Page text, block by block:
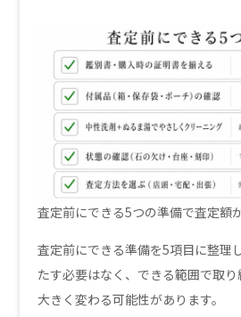
査定前にできる5つの準備で査定額
査定前にできる準備を5項目に整理
たす必要はなく、できる範囲で取
大きく変わる可能性があります。